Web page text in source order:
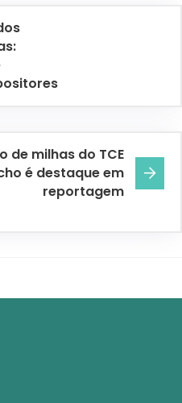
de milhas do TCE
é destaque em
reportagem